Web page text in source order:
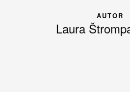
AUTOR
Laura